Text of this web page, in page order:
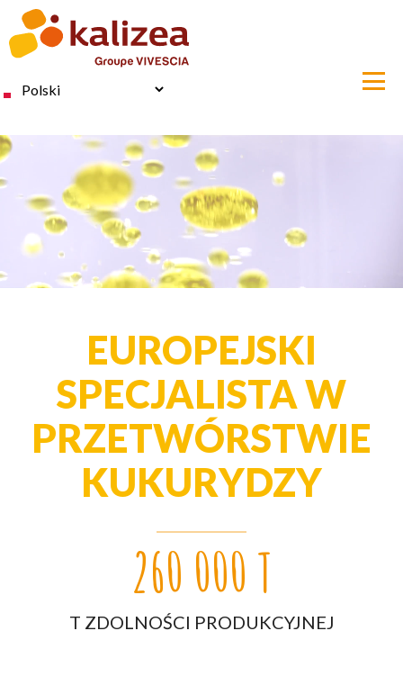
Przejdź
treści
Select
EUROPEJSKI
SPECJALISTA W
PRZETWÓRSTWIE
KUKURYDZY
260 000 T
T ZDOLNOŚCI PRODUKCYJNEJ